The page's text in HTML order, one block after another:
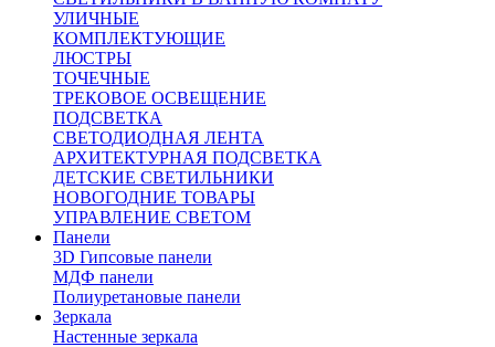
УЛИЧНЫЕ
КОМПЛЕКТУЮЩИЕ
ЛЮСТРЫ
ТОЧЕЧНЫЕ
ТРЕКОВОЕ ОСВЕЩЕНИЕ
ПОДСВЕТКА
СВЕТОДИОДНАЯ ЛЕНТА
АРХИТЕКТУРНАЯ ПОДСВЕТКА
ДЕТСКИЕ СВЕТИЛЬНИКИ
НОВОГОДНИЕ ТОВАРЫ
УПРАВЛЕНИЕ СВЕТОМ
Панели
3D Гипсовые панели
МДФ панели
Полиуретановые панели
Зеркала
Настенные зеркала